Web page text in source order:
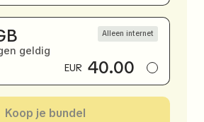
geldig
Alleen internet
EUR 40.00
Koop je bundel